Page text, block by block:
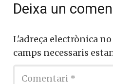
Deixa un
L'adreça electrònica
camps necessaris